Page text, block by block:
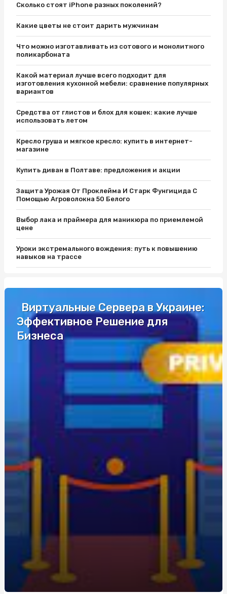
Сколько стоят iPhone разных поколений?
Какие цветы не стоит дарить мужчинам
Что можно изготавливать из сотового и монолитного
поликарбоната
Какой материал лучше всего подходит для
изготовления кухонной мебели: сравнение популярных
вариантов
Средства от глистов и блох для кошек: какие лучше
использовать летом
Кресло груша и мягкое кресло: купить в интернет-
магазине
Купить диван в Полтаве: предложения и акции
Защита Урожая От Проклейма И Старк Фунгицида С
Помощью Агроволокна 50 Белого
Выбор лака и праймера для маникюра по приемлемой
цене
Уроки экстремального вождения: путь к повышению
навыков на трассе
Разборки Субару: Как Найти Нужные Запчасти
Промышленные светильники и автоматы Шнайдер по
Уроки экстремального вождения: путь к повышению
Одноразовая электронная сигарета: удобство и
экономия для новичков
Живокост мазь: где купить и по какой цене?
та безпеку
Метандростенолон: використання та ефекти у
Восстановление Вашей Ванны: Как выбрать и
Papa-Vann.com
Продажа туринабола онлайн в Киеве: steroidon.com
предлагает лучшие стероиды
Виртуальные Сервера в Украине:
Эффективное Решение для
Бизнеса